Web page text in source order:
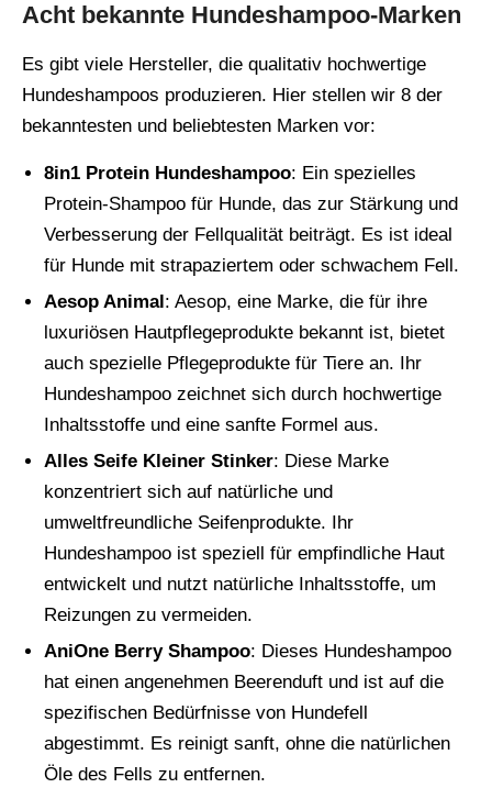
Acht bekannte Hundeshampoo-Marken
Es gibt viele Hersteller, die qualitativ hochwertige
Hundeshampoos produzieren. Hier stellen wir 8 der
bekanntesten und beliebtesten Marken vor:
8in1 Protein Hundeshampoo: Ein spezielles
Protein-Shampoo für Hunde, das zur Stärkung und
Verbesserung der Fellqualität beiträgt. Es ist ideal
für Hunde mit strapaziertem oder schwachem Fell.
Aesop Animal : Aesop, eine Marke, die für ihre
luxuriösen Hautpflegeprodukte bekannt ist, bietet
auch spezielle Pflegeprodukte für Tiere an. Ihr
Hundeshampoo zeichnet sich durch hochwertige
Inhaltsstoffe und eine sanfte Formel aus.
Alles Seife Kleiner Stinker: Diese Marke
konzentriert sich auf natürliche und
umweltfreundliche Seifenprodukte. Ihr
Hundeshampoo ist speziell für empfindliche Haut
entwickelt und nutzt natürliche Inhaltsstoffe, um
Reizungen zu vermeiden.
AniOne Berry Shampoo: Dieses Hundeshampoo
hat einen angenehmen Beerenduft und ist auf die
spezifischen Bedürfnisse von Hundefell
abgestimmt. Es reinigt sanft, ohne die natürlichen
Öle des Fells zu entfernen.